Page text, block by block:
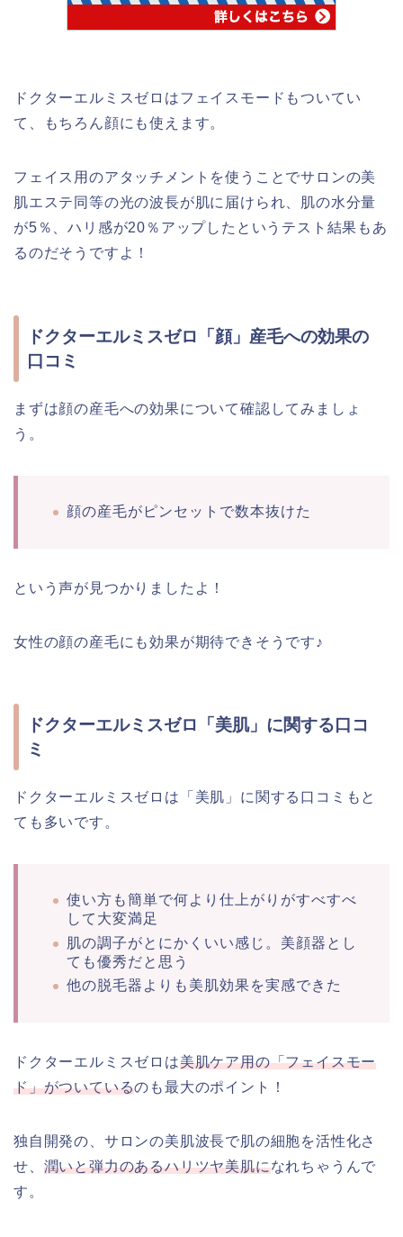
ドクターエルミスゼロはフェイスモードもついてい
て、もちろん顔にも使えます。
フェイス用のアタッチメントを使うことでサロンの美
肌エステ同等の光の波長が肌に届けられ、肌の水分量
が5％、ハリ感が20％アップしたというテスト結果もあ
るのだそうですよ！
ドクターエルミスゼロ「顔」産毛への効果の
口コミ
まずは顔の産毛への効果について確認してみましょ
う。
顔の産毛がピンセットで数本抜けた
という声が見つかりましたよ！
女性の顔の産毛にも効果が期待できそうです♪
ドクターエルミスゼロ「美肌」に関する口コ
ミ
ドクターエルミスゼロは「美肌」に関する口コミもと
ても多いです。
使い方も簡単で何より仕上がりがすべすべ
して大変満足
肌の調子がとにかくいい感じ。美顔器とし
ても優秀だと思う
他の脱毛器よりも美肌効果を実感できた
ドクターエルミスゼロは美肌ケア用の「フェイスモー
ド」がついているのも最大のポイント！
独自開発の、サロンの美肌波長で肌の細胞を活性化さ
せ、 潤いと弾力のあるハリツヤ美肌になれちゃうんで
す。